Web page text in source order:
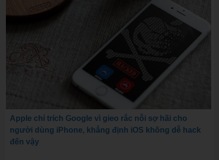
Apple chỉ trích Google vì gieo rắc nỗi sợ hãi cho
người dùng iPhone, khẳng định iOS không dễ hack
đến vậy